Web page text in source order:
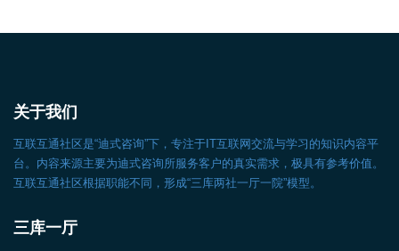
关于我们
互联互通社区是“迪式咨询”下，专注于IT互联网交流与学习的知识内容平
台。内容来源主要为迪式咨询所服务客户的真实需求，极具有参考价值。
互联互通社区根据职能不同，形成“三库两社一厅一院”模型。
三库一厅